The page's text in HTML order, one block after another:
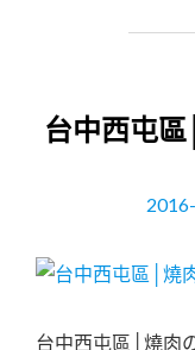
台中西屯
台中西屯區│燒肉